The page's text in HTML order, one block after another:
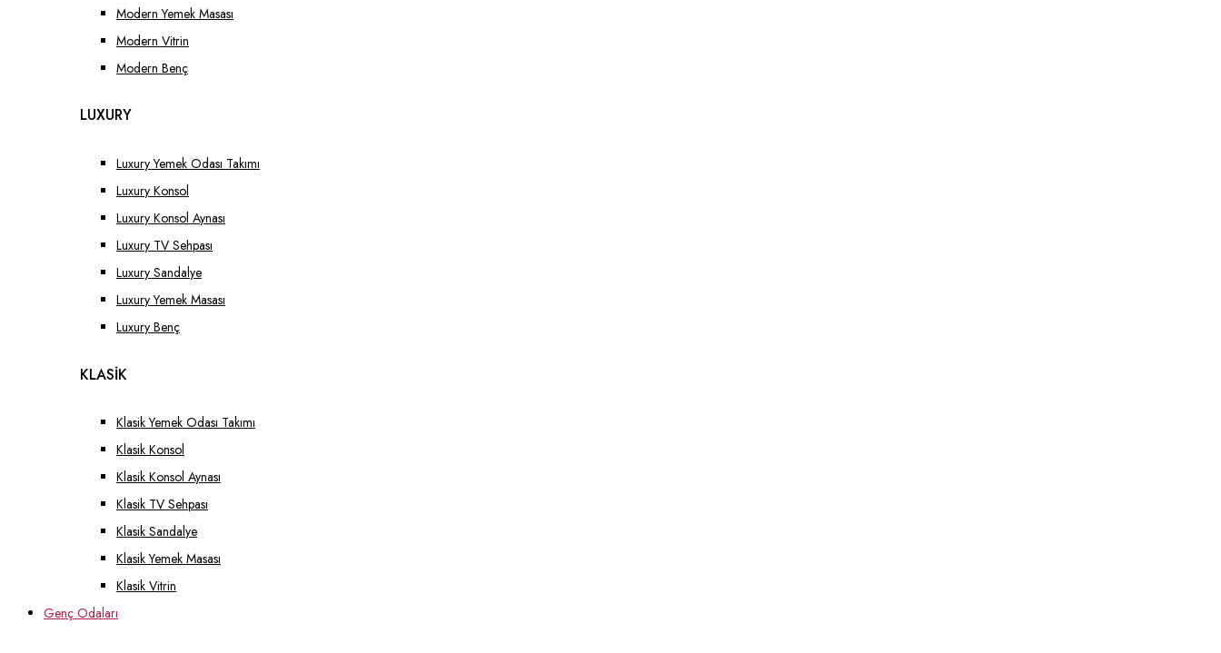
Modern Yemek Masası
Modern Vitrin
Modern Benç
LUXURY
Luxury Yemek Odası Takımı
Luxury Konsol
Luxury Konsol Aynası
Luxury TV Sehpası
Luxury Sandalye
Luxury Yemek Masası
Luxury Benç
KLASİK
Klasik Yemek Odası Takımı
Klasik Konsol
Klasik Konsol Aynası
Klasik TV Sehpası
Klasik Sandalye
Klasik Yemek Masası
Klasik Vitrin
Genç Odaları